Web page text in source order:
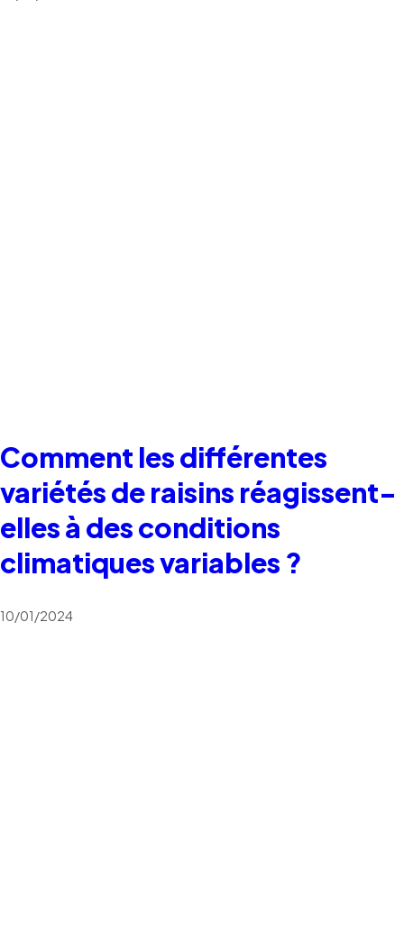
Comment les différentes
variétés de raisins réagissent-
elles à des conditions
climatiques variables ?
10/01/2024